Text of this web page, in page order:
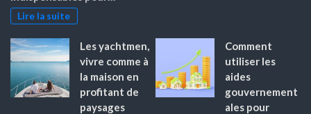
Lire la suite
Les yachtmen,
vivre comme à
la maison en
profitant de
paysages
Comment
utiliser les
aides
gouvernement
ales pour